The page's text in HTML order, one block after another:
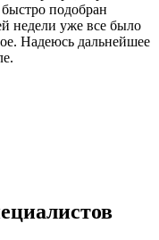
подобран
недели уже все было
Надеюсь дальнейшее